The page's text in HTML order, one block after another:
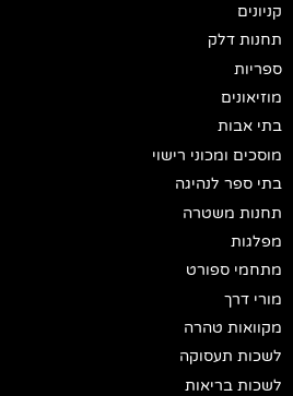
קניונים
תחנות דלק
ספריות
מוזיאונים
בתי אבות
מוסכים ומכוני רישוי
בתי ספר לנהיגה
תחנות משטרה
מפלגות
מתחמי ספורט
מורי דרך
מקוואות טהרה
לשכות תעסוקה
לשכות בריאות